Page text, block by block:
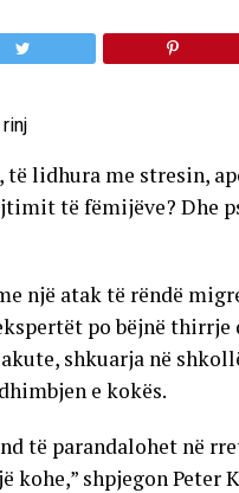
lidhura me stresin,
të fëmijëve? Dhe
një atak të rëndë
po bëjnë
shkuarja në
e kokës.
të parandalohet në
kohe,” shpjegon